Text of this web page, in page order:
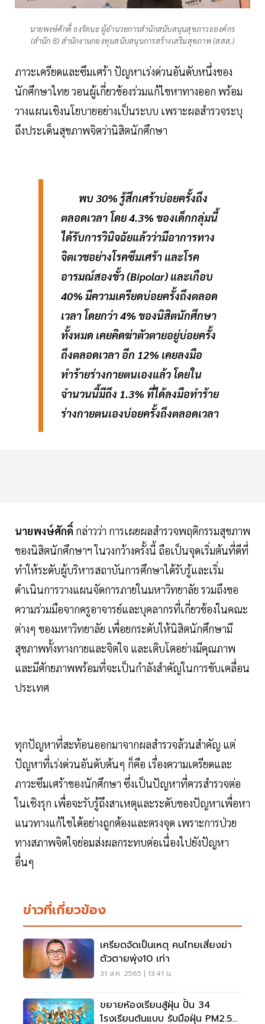
นายพงษ์ศักดิ์ ธงรัตนะ ผู้อำนวยการสำนักสนับสนุนสุขภาวะองค์กร
(สำนัก 8) สำนักงานกองทุนสนับสนุนการสร้างเสริมสุขภาพ (สสส.)
ภาวะเครียดและซึมเศร้า ปัญหาเร่งด่วนอันดับหนึ่งของ
นักศึกษาไทย วอนผู้เกี่ยวข้องร่วมแก้ไขหาทางออก พร้อม
วางแผนเชิงนโยบายอย่างเป็นระบบ เพราะผลสำรวจระบุ
ถึงประเด็นสุขภาพจิตว่านิสิตนักศึกษา
พบ 30% รู้สึกเศร้าบ่อยครั้งถึง
ตลอดเวลา โดย 4.3% ของเด็กกลุ่มนี้
ได้รับการวินิจฉัยแล้วว่ามีอาการทาง
จิตเวชอย่างโรคซึมเศร้า และโรค
อารมณ์สองขั้ว (Bipolar) และเกือบ
40% มีความเครียดบ่อยครั้งถึงตลอด
เวลา โดยกว่า 4% ของนิสิตนักศึกษา
ทั้งหมด เคยคิดฆ่าตัวตายอยู่บ่อยครั้ง
ถึงตลอดเวลา อีก 12% เคยลงมือ
ทำร้ายร่างกายตนเองแล้ว โดยใน
จำนวนนี้มีถึง 1.3% ที่ได้ลงมือทำร้าย
ร่างกายตนเองบ่อยครั้งถึงตลอดเวลา
นายพงษ์ศักดิ์ กล่าวว่า การเผยผลสำรวจพฤติกรรมสุขภาพ
ของนิสิตนักศึกษาฯ ในวงกว้างครั้งนี้ ถือเป็นจุดเริ่มต้นที่ดีที่
ทำให้ระดับผู้บริหารสถาบันการศึกษาได้รับรู้และเริ่ม
ดำเนินการวางแผนจัดการภายในมหาวิทยาลัย รวมถึงขอ
ความร่วมมือจากครูอาจารย์และบุคลากรที่เกี่ยวข้องในคณะ
ต่างๆ ของมหาวิทยาลัย เพื่อยกระดับให้นิสิตนักศึกษามี
สุขภาพทั้งทางกายและจิตใจ และเติบโตอย่างมีคุณภาพ
และมีศักยภาพพร้อมที่จะเป็นกำลังสำคัญในการขับเคลื่อน
ประเทศ
ทุกปัญหาที่สะท้อนออกมาจากผลสำรวจล้วนสำคัญ แต่
ปัญหาที่เร่งด่วนอันดับต้นๆ ก็คือ เรื่องความเครียดและ
ภาวะซึมเศร้าของนักศึกษา ซึ่งเป็นปัญหาที่ควรสำรวจต่อ
ในเชิงรุก เพื่อจะรับรู้ถึงสาเหตุและระดับของปัญหาเพื่อหา
แนวทางแก้ไขได้อย่างถูกต้องและตรงจุด เพราะการป่วย
ทางสภาพจิตใจย่อมส่งผลกระทบต่อเนื่องไปยังปัญหา
อื่นๆ
ข่าวที่เกี่ยวข้อง
เครียดจัดเป็นเหตุ คนไทยเสี่ยงฆ่า
ตัวตายพุ่ง10 เท่า
31 ส.ค. 2565 | 13:41 น.
ขยายห้องเรียนสู้ฝุ่น ปั้น 34
โรงเรียนต้นแบบ รับมือฝุ่น PM2.5